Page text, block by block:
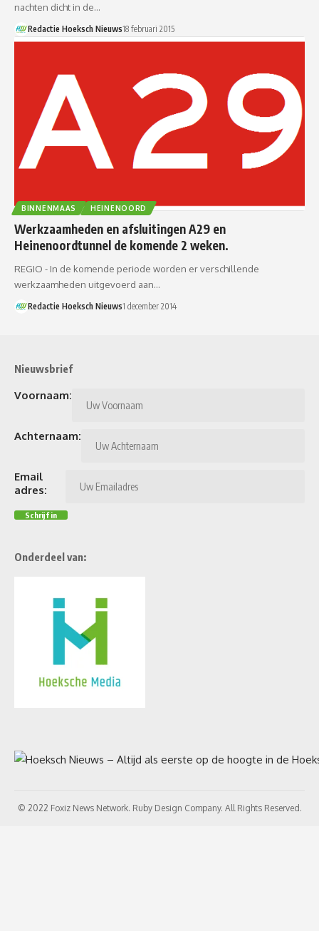
nachten dicht in de…
Redactie Hoeksch Nieuws18 februari 2015
BINNENMAAS HEINENOORD
Werkzaamheden en afsluitingen A29 en
Heinenoordtunnel de komende 2 weken.
REGIO - In de komende periode worden er verschillende
werkzaamheden uitgevoerd aan…
Redactie Hoeksch Nieuws1 december 2014
Nieuwsbrief
Voornaam:
Achternaam:
Email
adres:
Onderdeel van:
© 2022 Foxiz News Network. Ruby Design Company. All Rights Reserved.